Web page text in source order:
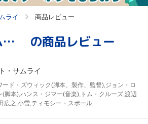
ライ 商品レビュー
ラスト・サムライ の商品レビュー
・サムライ
ード・ズウィック(脚本、製作、監督),ジョン・ロ
(脚本),ハンス・ジマー(音楽),トム・クルーズ,渡辺
広之,小雪,ティモシー・スポール